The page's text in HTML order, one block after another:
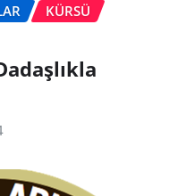
KÜRSÜ